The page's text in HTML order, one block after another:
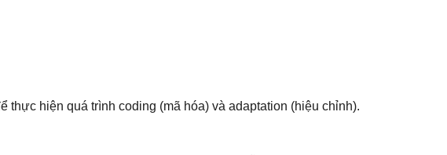
hiện quá trình coding (mã hóa) và adaptation (hiệu chỉnh).